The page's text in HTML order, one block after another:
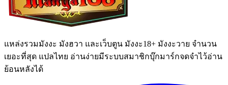
แหล่งรวมมังงะ มังฮวา และเว็บตูน มังงะ18+ มังงะวาย จำนวน
เยอะที่สุด แปลไทย อ่านง่ายมีระบบสมาชิกบุ๊กมาร์กจดจำไว้อ่าน
ย้อนหลังได้